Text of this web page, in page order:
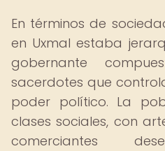
En términos de
en Uxmal estaba
gobernante
sacerdotes que
poder político. La
clases sociales, con
comerciantes